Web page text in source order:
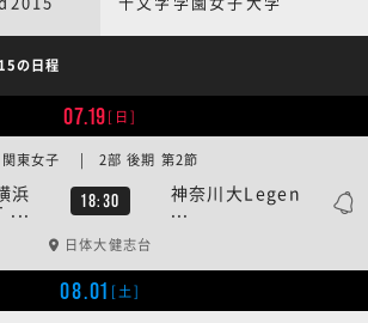
の日程
07.19[日]
浜
... 18:30 神奈川大Legen
...
関東女子 | 2部 後期 第2節
日体大健志台
08.01 [土]